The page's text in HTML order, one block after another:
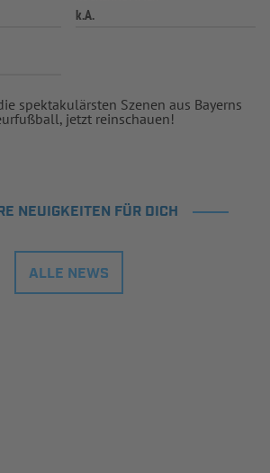
k.A.
spektakulärsten Szenen aus Bayerns
jetzt reinschauen!
NEUIGKEITEN FÜR DICH
ALLE NEWS